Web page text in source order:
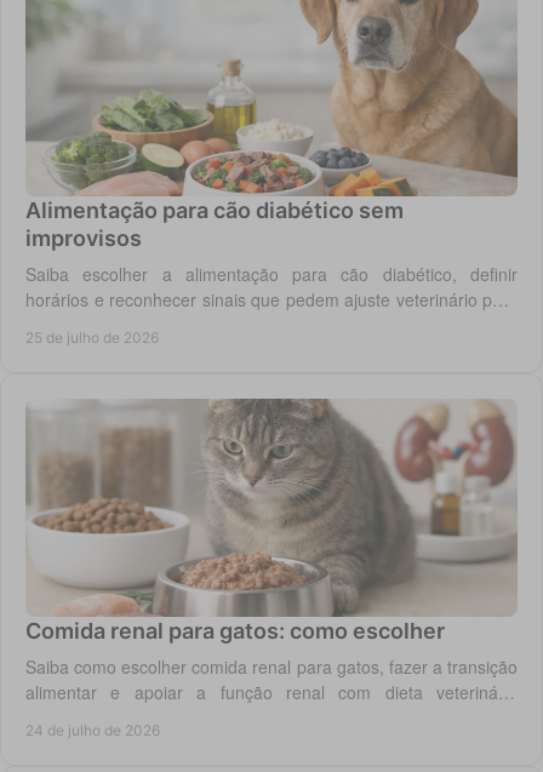
Alimentação para cão diabético sem
improvisos
Saiba escolher a alimentação para cão diabético, definir
horários e reconhecer sinais que pedem ajuste veterinário para
25 de julho de 2026
Comida renal para gatos: como escolher
Saiba como escolher comida renal para gatos, fazer a transição
alimentar e apoiar a função renal com dieta veterinária
24 de julho de 2026